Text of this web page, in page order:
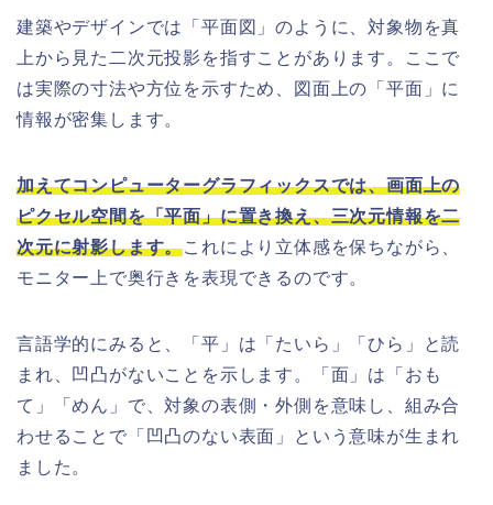
建築やデザインでは「平面図」のように、対象物を真
上から見た二次元投影を指すことがあります。ここで
は実際の寸法や方位を示すため、図面上の「平面」に
情報が密集します。
加えてコンピューターグラフィックスでは、画面上の
ピクセル空間を「平面」に置き換え、三次元情報を二
次元に射影します。これにより立体感を保ちながら、
モニター上で奥行きを表現できるのです。
言語学的にみると、「平」は「たいら」「ひら」と読
まれ、凹凸がないことを示します。「面」は「おも
て」「めん」で、対象の表側・外側を意味し、組み合
わせることで「凹凸のない表面」という意味が生まれ
ました。